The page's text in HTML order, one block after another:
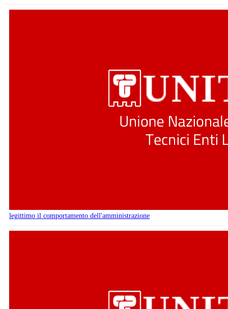
legittimo il comportamento dell'amministrazione